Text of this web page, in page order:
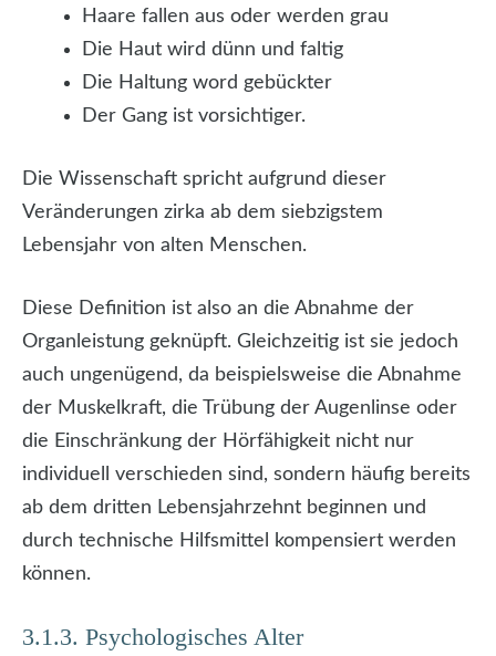
Haare fallen aus oder werden grau
Die Haut wird dünn und faltig
Die Haltung word gebückter
Der Gang ist vorsichtiger.
Die Wissenschaft spricht aufgrund dieser
Veränderungen zirka ab dem siebzigstem
Lebensjahr von alten Menschen.
Diese Definition ist also an die Abnahme der
Organleistung geknüpft. Gleichzeitig ist sie jedoch
auch ungenügend, da beispielsweise die Abnahme
der Muskelkraft, die Trübung der Augenlinse oder
die Einschränkung der Hörfähigkeit nicht nur
individuell verschieden sind, sondern häufig bereits
ab dem dritten Lebensjahrzehnt beginnen und
durch technische Hilfsmittel kompensiert werden
können.
3.1.3. Psychologisches Alter